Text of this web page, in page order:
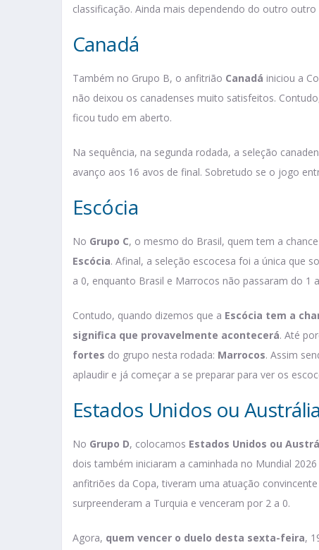
classificação. Ainda mais dependendo do outro
Canadá
Também no Grupo B, o anfitrião Canadá iniciou a
não deixou os canadenses muito satisfeitos.
ficou tudo em aberto.
Na sequência, na segunda rodada, a seleção
avanço aos 16 avos de final. Sobretudo se o jogo
Escócia
No Grupo C, o mesmo do Brasil, quem tem a
Escócia. Afinal, a seleção escocesa foi a única que
a 0, enquanto Brasil e Marrocos não passaram do 1
Contudo, quando dizemos que a Escócia tem a
significa que provavelmente acontecerá. Até
fortes do grupo nesta rodada: Marrocos. Assim
aplaudir e já começar a se preparar para ver os
Estados Unidos ou Austrália
No Grupo D, colocamos Estados Unidos ou
dois também iniciaram a caminhada no Mundial
anfitriões da Copa, tiveram uma atuação
surpreenderam a Turquia e venceram por 2 a 0.
Agora, quem vencer o duelo desta sexta-feira,